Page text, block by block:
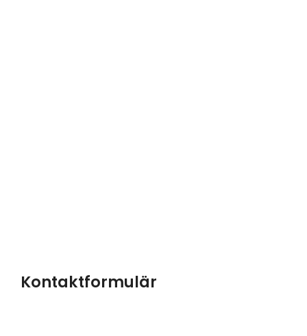
Kontaktformulär